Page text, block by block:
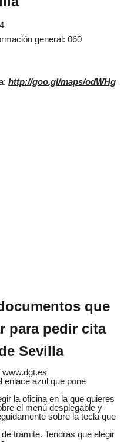
general: 060
http://goo.gl/maps/odWHg
que
para pedir cita
Sevilla
enlace azul que pone
la oficina en la que quieres
el menú desplegable y
sobre la tecla que
trámite. Tendrás que elegir